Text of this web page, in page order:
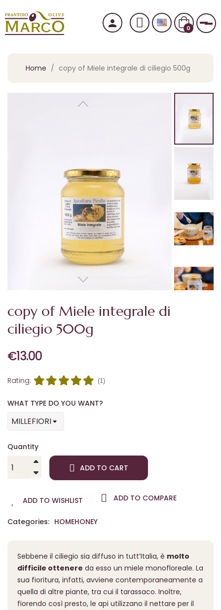
person 0
Home copy of Miele integrale di ciliegio 500g
copy of Miele integrale di
ciliegio 500g
€13.00
Rating: (1)
WHAT TYPE DO YOU WANT?
Quantity
ADD TO CART
ADD TO WISHLIST ADD TO COMPARE
Categories: HOMEHONEY
Sebbene il ciliegio sia diffuso in tutt’Italia, è molto
difficile ottenere da esso un miele monofloreale. La
sua fioritura, infatti, avviene contemporaneamente a
quella di altre piante, tra cui il tarassaco. Inoltre,
fiorendo così presto, le api utilizzano il nettare per il